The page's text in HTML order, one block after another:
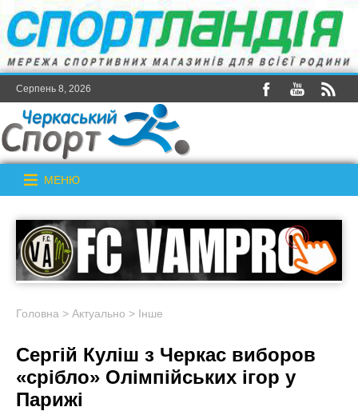
Серпень 8, 2026
МЕНЮ
Головна > Актуально > Інше
Сергій Куліш з Черкас виборов
«срібло» Олімпійських ігор у
Парижі